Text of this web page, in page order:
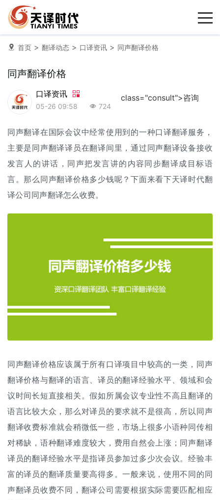
首页 > 翻译动态 > 口译资讯 > 同声翻译价格
同声翻译价格
口译资讯
05-26 09:58 724
class="consult">咨询
同声翻译在国际会议中经常使用到的一种口译翻译服务，
主要是同声翻译译员在翻译间里，通过同声翻译设备接收
发言人的讲话，同声把发言讲的内容同步翻译成目标语
言。那么同声翻译价格多少钱呢？下面来看下天译时代翻
译公司同声翻译怎么收费。
同声翻译价格应该属于所有口译项目中较高的一类，同声
翻译价格与翻译的语言、译员的翻译经验水平、领域和会
议时间长短直接相关。假如所属会议专业性不高且翻译的
语言比较大众，那么对译员的要求就不是很高，所以同声
翻译收费标准就会稍微低一些，市场上很多小语种同传相
对稀缺，语种翻译难度较大，费用自然会上涨；同声翻译
译员的翻译经验水平是指译员参加过多少次会议。经验丰
富的译员的翻译质量要高得多。一般来说，使用不同的同
声翻译员收费不同，翻译公司需要根据实际需要匹配相应